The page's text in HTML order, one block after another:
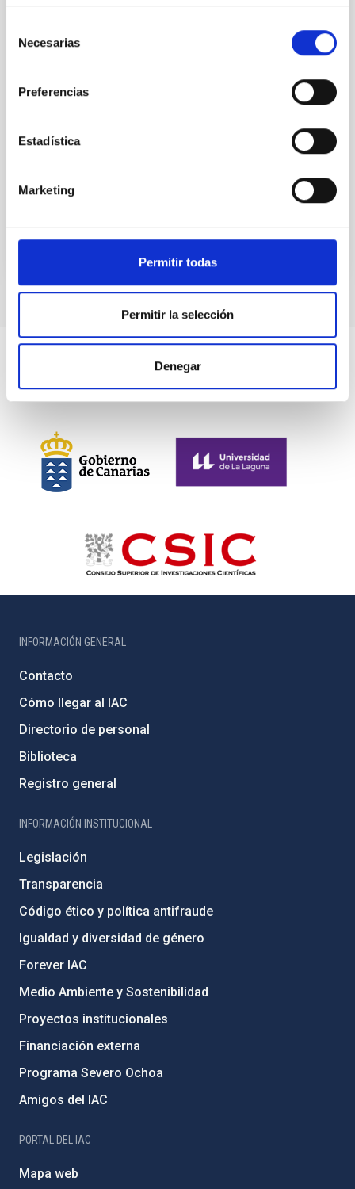
Necesarias
Preferencias
Estadística
Marketing
Permitir todas
Permitir la selección
Denegar
(SMBH) activity on habitability has garnered
(AGN) winds, particularly ultrafast outflows (UFOs),
investigating the relationship between SMBH mass
Waas, Jourdan et al.
NÚMERO DE CITAS
INFORMACIÓN GENERAL
Contacto
Cómo llegar al IAC
Directorio de personal
Biblioteca
Registro general
INFORMACIÓN INSTITUCIONAL
Legislación
Transparencia
Código ético y política antifraude
Igualdad y diversidad de género
Forever IAC
Medio Ambiente y Sostenibilidad
Proyectos institucionales
Financiación externa
Programa Severo Ochoa
Amigos del IAC
PORTAL DEL IAC
Mapa web